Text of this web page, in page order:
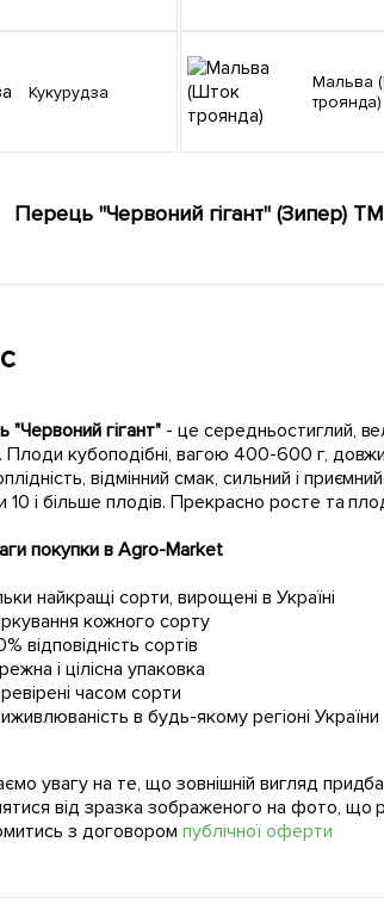
Кукурудза
Мальва (Шток
троянда)
Перець "Червоний гігант" (Зипер)
"Червоний гігант" - це середньостиглий,
Плоди кубоподібні, вагою 400-600 г,
відмінний смак, сильний і
10 і більше плодів. Прекрасно росте та
покупки в Agro-Market
найкращі сорти, вирощені в Україні
кожного сорту
відповідність сортів
і цілісна упаковка
часом сорти
в будь-якому регіоні України
увагу на те, що зовнішній вигляд
від зразка зображеного на фото, що
з договором публічної оферти